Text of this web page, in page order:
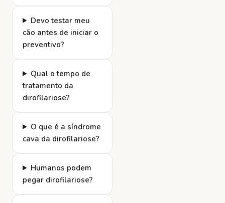
Devo testar meu
cão antes de iniciar o
preventivo?
Qual o tempo de
tratamento da
dirofilariose?
O que é a síndrome
cava da dirofilariose?
Humanos podem
pegar dirofilariose?